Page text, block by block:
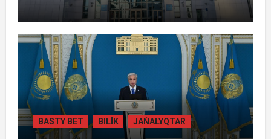
ЖАМБЫЛ ОБЛЫСЫНДА ҚАЙТАРЫЛҒАН
АКТИВТЕР ЕСЕБІНЕН 84 МЫҢ ТҰРҒЫН
ТҰРАҚТЫ ГАЗБЕН ҚАМТЫЛАДЫ
BASTY BET BILİK JAŃALYQTAR